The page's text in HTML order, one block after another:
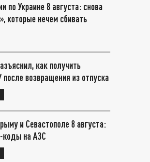
по Украине 8 августа: снова
которые нечем сбивать
как получить
возвращения из отпуска
и Севастополе 8 августа:
коды на АЗС